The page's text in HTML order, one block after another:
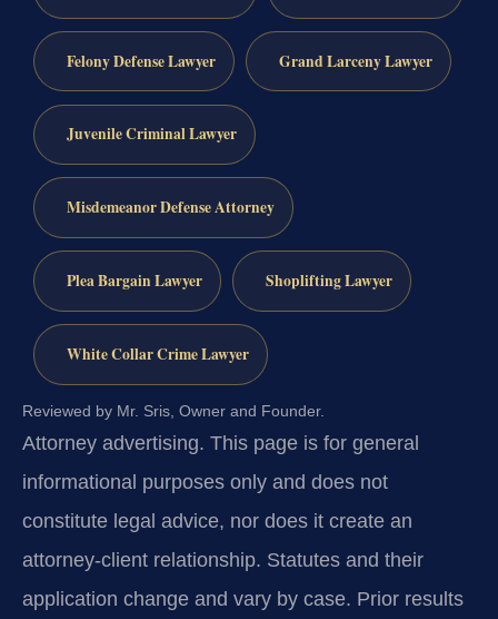
Felony Defense Lawyer Grand Larceny Lawyer
Juvenile Criminal Lawyer
Misdemeanor Defense Attorney
Plea Bargain Lawyer Shoplifting Lawyer
White Collar Crime Lawyer
Reviewed by Mr. Sris, Owner and Founder.
Attorney advertising. This page is for general
informational purposes only and does not
constitute legal advice, nor does it create an
attorney-client relationship. Statutes and their
application change and vary by case. Prior results